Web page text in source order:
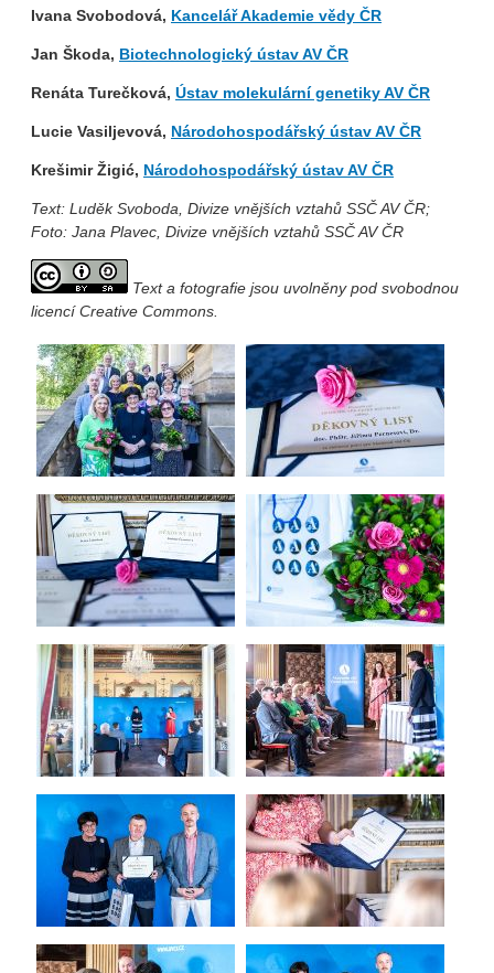
Ivana Svobodová, Kancelář Akademie vědy ČR
Jan Škoda, Biotechnologický ústav AV ČR
Renáta Turečková, Ústav molekulární genetiky AV ČR
Lucie Vasiljevová, Národohospodářský ústav AV ČR
Krešimir Žigić, Národohospodářský ústav AV ČR
Text: Luděk Svoboda, Divize vnějších vztahů SSČ AV ČR;
Foto: Jana Plavec, Divize vnějších vztahů SSČ AV ČR
Text a fotografie jsou uvolněny pod svobodnou
licencí Creative Commons.